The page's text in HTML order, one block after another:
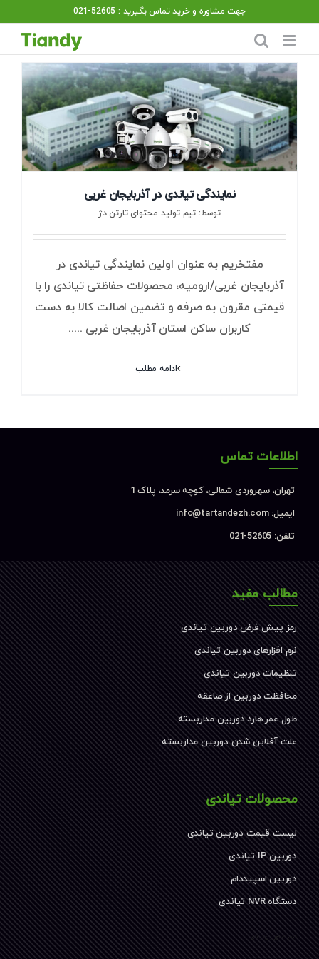
content
جهت مشاوره و خرید تماس بگیرید : 52605-021
نمایندگی تیاندی در آذربایجان غربی
توسط: تیم تولید محتوای تارتن دژ
مفتخریم به عنوان اولین نمایندگی تیاندی در
آذربایجان غربی/ارومیه، محصولات حفاظتی تیاندی را با
قیمتی مقرون به صرفه و تضمین اصالت کالا به دست
کاربران ساکن استان آذربایجان غربی .....
ادامه مطلب
اطلاعات تماس
تهران، سهروردی شمالی، کوچه سرمد، پلاک 1
ایمیل: info@tartandezh.com
تلفن: 52605-021
مطالب مفید
رمز پیش فرض دوربین تیاندی
نرم افزارهای دوربین تیاندی
تنظیمات دوربین تیاندی
محافظت دوربین از صاعقه
طول عمر هارد دوربین مداربسته
علت آفلاین شدن دوربین مداربسته
محصولات تیاندی
لیست قیمت دوربین تیاندی
دوربین IP تیاندی
دوربین اسپیددام
دستگاه NVR تیاندی
کیفیت دوربین تیاندی